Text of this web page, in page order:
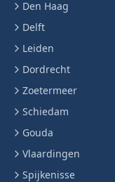
Den Haag
Delft
Leiden
Dordrecht
Zoetermeer
Schiedam
Gouda
Vlaardingen
Spijkenisse